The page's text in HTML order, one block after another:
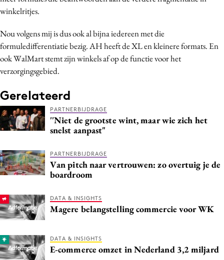
winkelritjes.
Nou volgens mij is dus ook al bijna iedereen met die
formuledifferentiatie bezig. AH heeft de XL en kleinere formats. En
ook WalMart stemt zijn winkels af op de functie voor het
verzorgingsgebied.
Gerelateerd
PARTNERBIJDRAGE
''Niet de grootste wint, maar wie zich het
snelst aanpast"
PARTNERBIJDRAGE
Van pitch naar vertrouwen: zo overtuig je de
boardroom
DATA & INSIGHTS
Magere belangstelling commercie voor WK
DATA & INSIGHTS
E-commerce omzet in Nederland 3,2 miljard